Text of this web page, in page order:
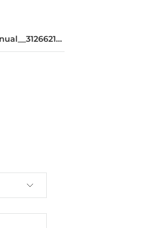
PDS_7xx_Usermanual__31266216.pdf